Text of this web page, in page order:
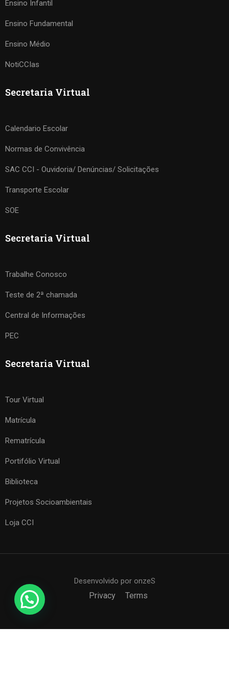
Ensino Infantil
Ensino Fundamental
Ensino Médio
NotiCCIas
Secretaria Virtual
Calendario Escolar
Normas de Convivência
SAC CCI - Ouvidoria/ Denúncias/ Solicitações
Transporte Escolar
SOE
Secretaria Virtual
Trabalhe Conosco
Teste de 2ª chamada
Central de Informações
PEC
Secretaria Virtual
Tour Virtual
Matrícula
Rematrícula
Portifólio Virtual
Biblioteca
Projetos Socioambientais
Loja CCI
Desenvolvido por onzeS
Privacy Terms